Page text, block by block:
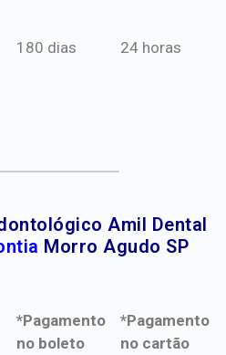
180 dias 24 horas
Amil Dental
Morro Agudo SP
*Pagamento
no boleto
*Pagamento
no cartão